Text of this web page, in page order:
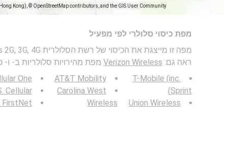
Kong), © OpenStreetMap contributors, and the GIS User Community
מפת כיסוי סלולרי לפי מפעיל
ראה גם: Verizon Wireless מפת מהירויות סלולריות ב- ו-
T-Mobile (inc.
Sprint)
Union Wireless
AT&T Mobility
Carolina West
Wireless
One
Cellular
FirstNet